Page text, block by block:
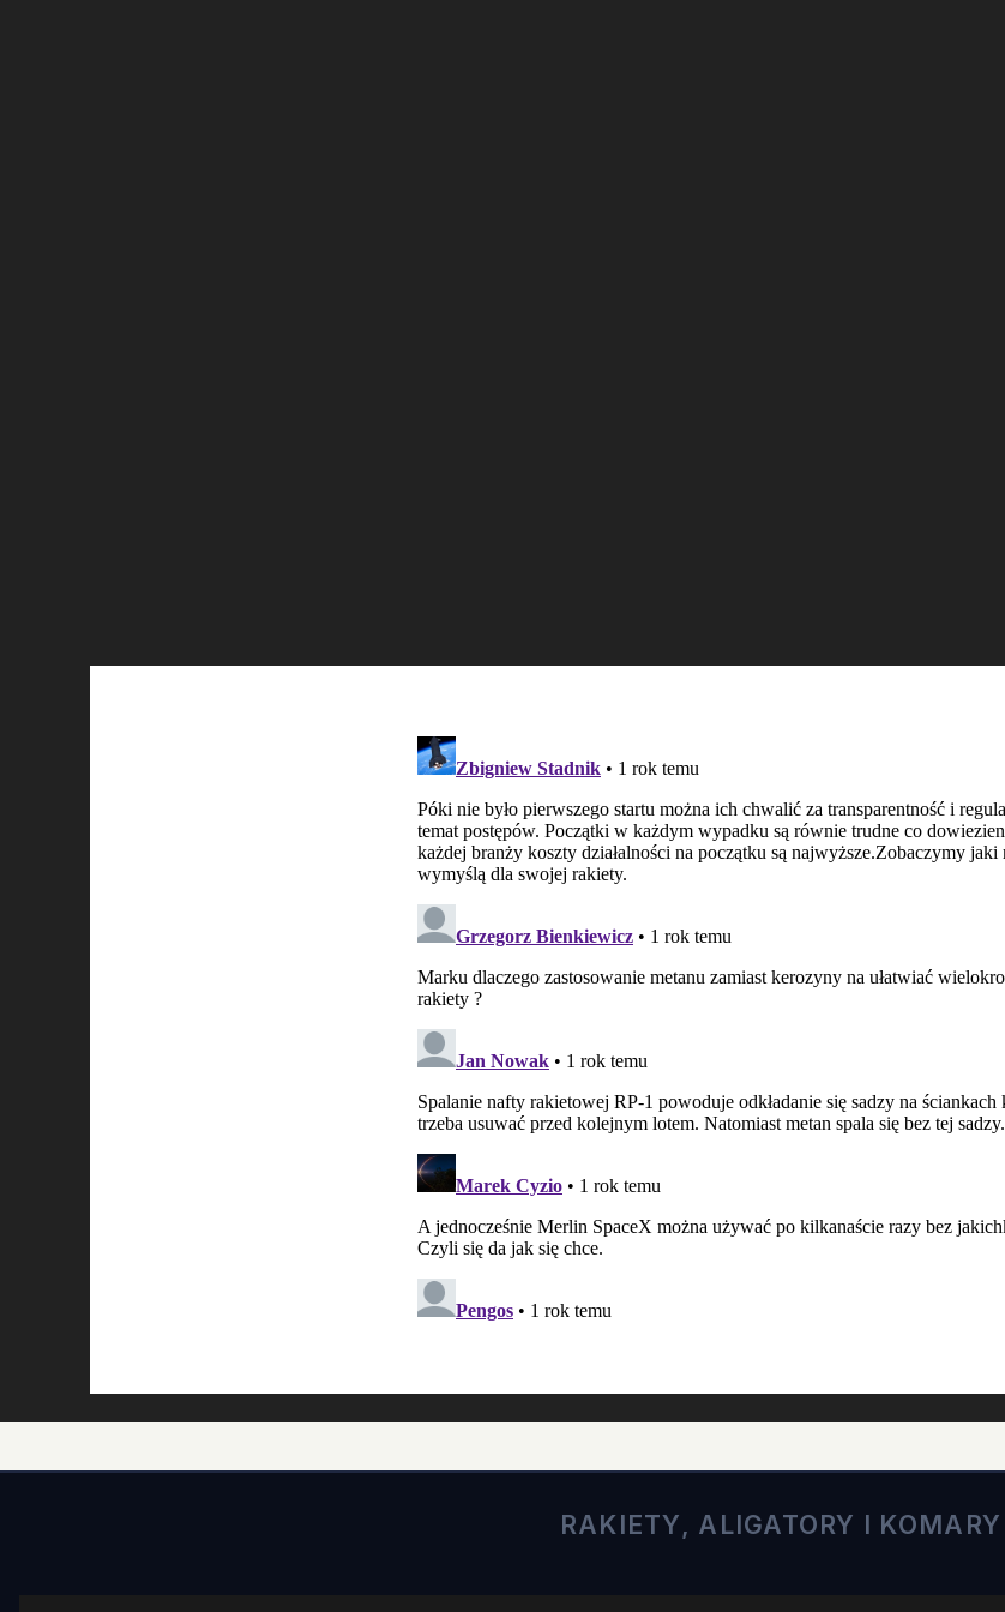
RAKIETY, ALIGATORY I